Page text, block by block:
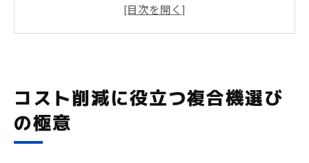
企業向け複合機の賢い選定とコスト最適化
術
大阪府で注目される複合機メーカーの実力
複合機メーカーの特徴と大阪府での選び方
コスト削減に役立つ複合機選び
の極意